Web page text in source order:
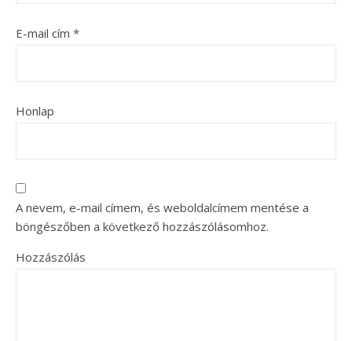
E-mail cím *
Honlap
A nevem, e-mail címem, és weboldalcímem mentése a
böngészőben a következő hozzászólásomhoz.
Hozzászólás